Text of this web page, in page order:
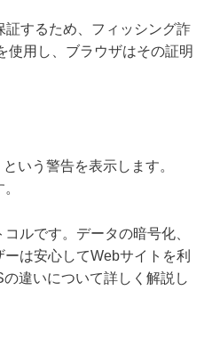
するため、フィッシング詐
使用し、ブラウザはその証明
いう警告を表示します。
ルです。データの暗号化、
は安心してWebサイトを利
違いについて詳しく解説し